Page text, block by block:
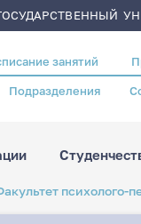
занятий
Подразделения
психолого-